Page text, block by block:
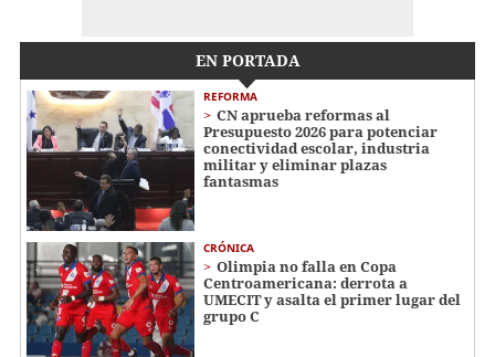
EN PORTADA
REFORMA
CN aprueba reformas al
Presupuesto 2026 para potenciar
conectividad escolar, industria
militar y eliminar plazas
fantasmas
CRÓNICA
Olimpia no falla en Copa
Centroamericana: derrota a
UMECIT y asalta el primer lugar del
grupo C